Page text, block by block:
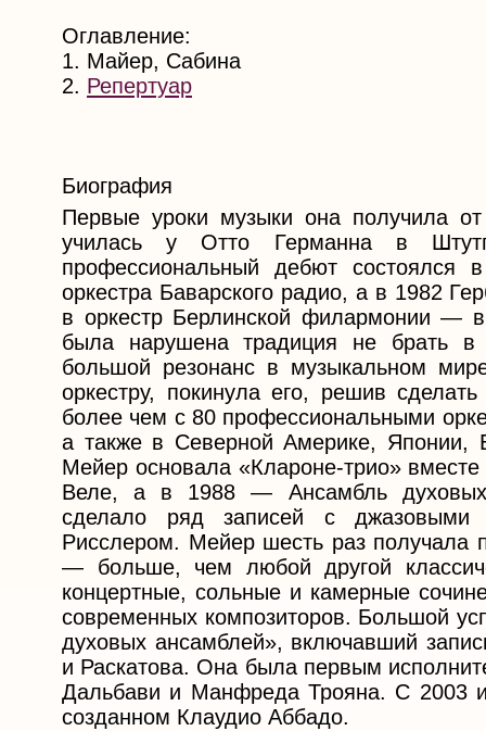
Оглавление:
1. Майер, Сабина
2. Репертуар
Биография
Первые уроки музыки она получила
училась у Отто Германна в
профессиональный дебют состоялся
оркестра Баварского радио, а в 1982
в оркестр Берлинской филармонии —
была нарушена традиция не брать
большой резонанс в музыкальном
оркестру, покинула его, решив
более чем с 80 профессиональными
а также в Северной Америке, Японии,
Мейер основала «Клароне-трио»
Веле, а в 1988 — Ансамбль духовых
сделало ряд записей с джазовыми
Рисслером. Мейер шесть раз получала
— больше, чем любой другой
концертные, сольные и камерные
современных композиторов. Большой
духовых ансамблей», включавший
и Раскатова. Она была первым
Дальбави и Манфреда Трояна. C 2003
созданном Клаудио Аббадо.